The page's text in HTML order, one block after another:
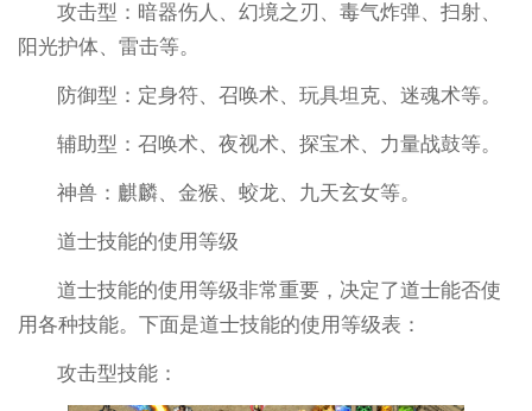
攻击型：暗器伤人、幻境之刃、毒气炸弹、扫射、
阳光护体、雷击等。
防御型：定身符、召唤术、玩具坦克、迷魂术等。
辅助型：召唤术、夜视术、探宝术、力量战鼓等。
神兽：麒麟、金猴、蛟龙、九天玄女等。
道士技能的使用等级
道士技能的使用等级非常重要，决定了道士能否使
用各种技能。下面是道士技能的使用等级表：
攻击型技能：